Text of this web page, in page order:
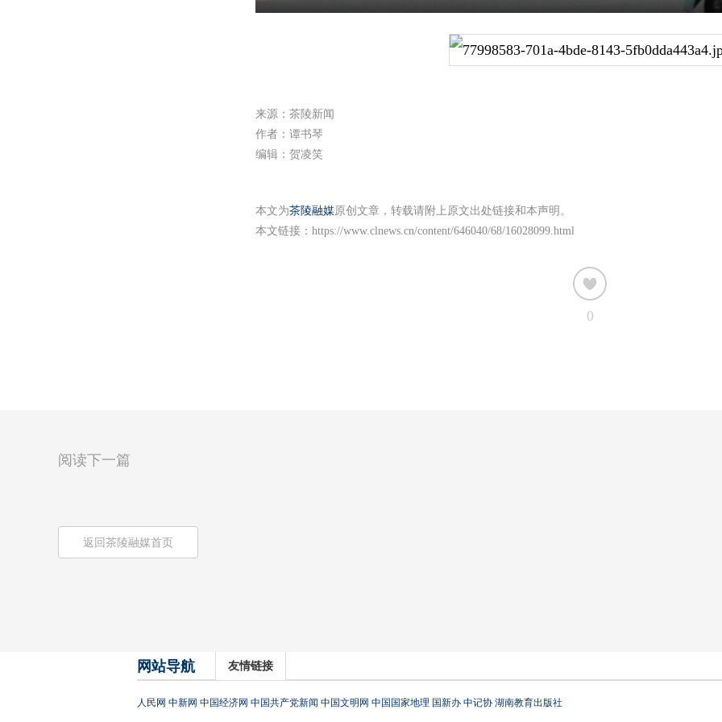
P
来源：茶陵新闻
作者：谭书琴
编辑：贺凌笑
本文为茶陵融媒原创文章，转载请附上原文出处链接和本声明。
本文链接： https://www.clnews.cn/content/646040/68/16028099.html
0
阅读下一篇
返回茶陵融媒首页
网站导航 友情链接
人民网 中新网 中国经济网 中国共产党新闻 中国文明网 中国国家地理 国新办 中记协 湖南教育出版社